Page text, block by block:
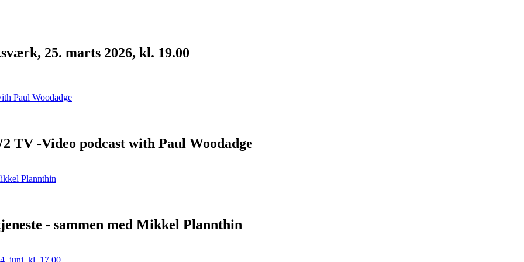
25. marts 2026, kl. 19.00
TV -Video podcast with Paul Woodadge
- sammen med Mikkel Plannthin